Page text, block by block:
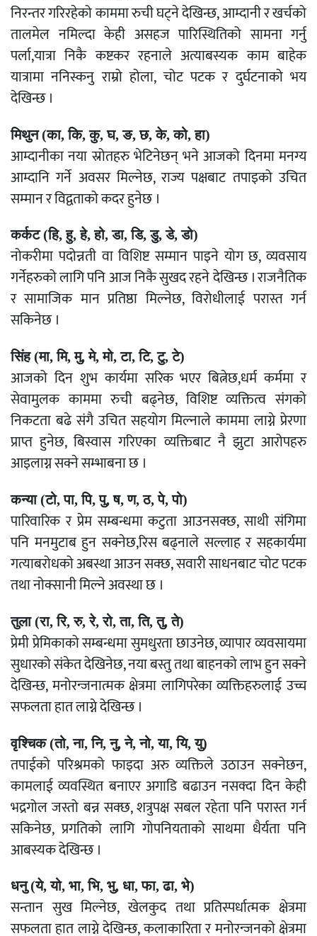
निरन्तर गरिरहेको काममा रुची घट्ने देखिन्छ, आम्दानी र खर्चको
तालमेल नमिल्दा केही असहज पारिस्थितिको सामना गर्नु
पर्ला,यात्रा निकै कष्टकर रहनाले अत्याबस्यक काम बाहेक
यात्रामा ननिस्कनु राम्रो होला, चोट पटक र दुर्घटनाको भय
देखिन्छ ।
मिथुन (का, कि, कु, घ, ङ, छ, के, को, हा)
आम्दानीका नया स्रोतहरु भेटिनेछन् भने आजको दिनमा मनग्य
आम्दानि गर्ने अवसर मिल्नेछ, राज्य पक्षबाट तपाइको उचित
सम्मान र विद्वताको कदर हुनेछ ।
कर्कट (हि, हु, हे, हो, डा, डि, डु, डे, डो)
नोकरीमा पदोन्नती वा विशिष्ट सम्मान पाइने योग छ, व्यवसाय
गर्नेहरुको लागि पनि आज निकै सुखद रहने देखिन्छ । राजनैतिक
र सामाजिक मान प्रतिष्ठा मिल्नेछ, विरोधीलाई परास्त गर्न
सकिनेछ ।
सिंह (मा, मि, मु, मे, मो, टा, टि, टु, टे)
आजको दिन शुभ कार्यमा सरिक भएर बित्नेछ,धर्म कर्ममा र
सेवामुलक काममा रुची बढ्नेछ, विशिष्ट व्यक्तित्व संगको
निकटता बढे संगै उचित सहयोग मिल्नाले काममा लाग्ने प्रेरणा
प्राप्त हुनेछ, बिस्वास गरिएका व्यक्तिबाट नै झुटा आरोपहरु
आइलाग्न सक्ने सम्भाबना छ ।
कन्या (टो, पा, पि, पु, ष, ण, ठ, पे, पो)
पारिवारिक र प्रेम सम्बन्धमा कटुता आउनसक्छ, साथी संगिमा
पनि मनमुटाब हुन सक्नेछ,रिस बढ्नाले सल्लाह र सहकार्यमा
गत्याबरोधको अबस्था आउन सक्छ, सवारी साधनबाट चोट पटक
तथा नोक्सानी मिल्ने अवस्था छ ।
तुला (रा, रि, रु, रे, रो, ता, ति, तु, ते)
प्रेमी प्रेमिकाको सम्बन्धमा सुमधुरता छाउनेछ, व्यापार व्यवसायमा
सुधारको संकेत देखिनेछ, नया बस्तु तथा बाहनको लाभ हुन सक्ने
देखिन्छ, मनोरन्जनात्मक क्षेत्रमा लागिपरेका व्यक्तिहरुलाई उच्च
सफलता हात लाग्ने देखिन्छ ।
वृश्चिक (तो, ना, नि, नु, ने, नो, या, यि, यु)
तपाईको परिश्रमको फाइदा अरु व्यक्तिले उठाउन सक्नेछन,
कामलाई व्यवस्थित बनाएर अगाडि बढाउन नसक्दा दिन केही
भद्रगोल जस्तो बन्न सक्छ, शत्रुपक्ष सबल रहेता पनि परास्त गर्न
सकिनेछ, प्रगतिको लागि गोपनियताको साथमा धैर्यता पनि
आबस्यक देखिन्छ ।
धनु (ये, यो, भा, भि, भु, धा, फा, ढा, भे)
सन्तान सुख मिल्नेछ, खेलकुद तथा प्रतिस्पर्धात्मक क्षेत्रमा
सफलता हात लाग्ने देखिन्छ, कलाकारिता र मनोरन्जनको क्षेत्रमा